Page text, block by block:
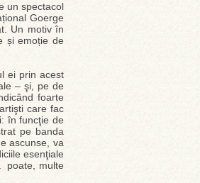
un spectacol
Goerge
Un motiv în
și emoție de
ei prin acest
– şi, pe de
foarte
care fac
în funcţie de
pe banda
ascunse, va
esenţiale
poate, multe